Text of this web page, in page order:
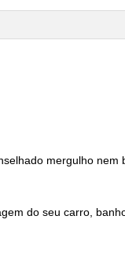
mergulho nem
do seu carro,